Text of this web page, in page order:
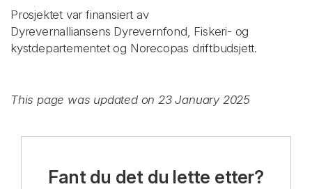
Prosjektet var finansiert av
Dyrevernalliansens Dyrevernfond, Fiskeri- og
kystdepartementet og Norecopas driftbudsjett.
This page was updated on 23 January 2025
Fant du det du lette etter?